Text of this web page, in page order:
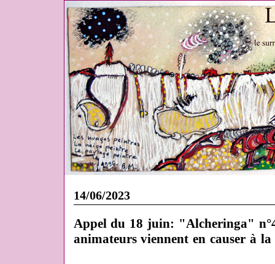
14/06/2023
Appel du 18 juin: "Alcheringa"
animateurs viennent en causer à